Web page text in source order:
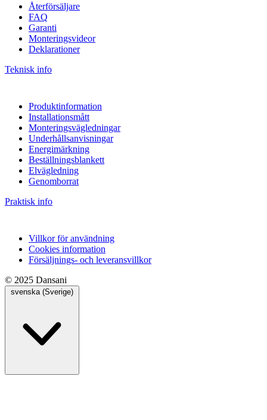
Återförsäljare
FAQ
Garanti
Monteringsvideor
Deklarationer
Teknisk info
Produktinformation
Installationsmått
Monteringsvägledningar
Underhållsanvisningar
Energimärkning
Beställningsblankett
Elvägledning
Genomborrat
Praktisk info
Villkor för användning
Cookies information
Försäljnings- och leveransvillkor
© 2025 Dansani
svenska (Sverige)